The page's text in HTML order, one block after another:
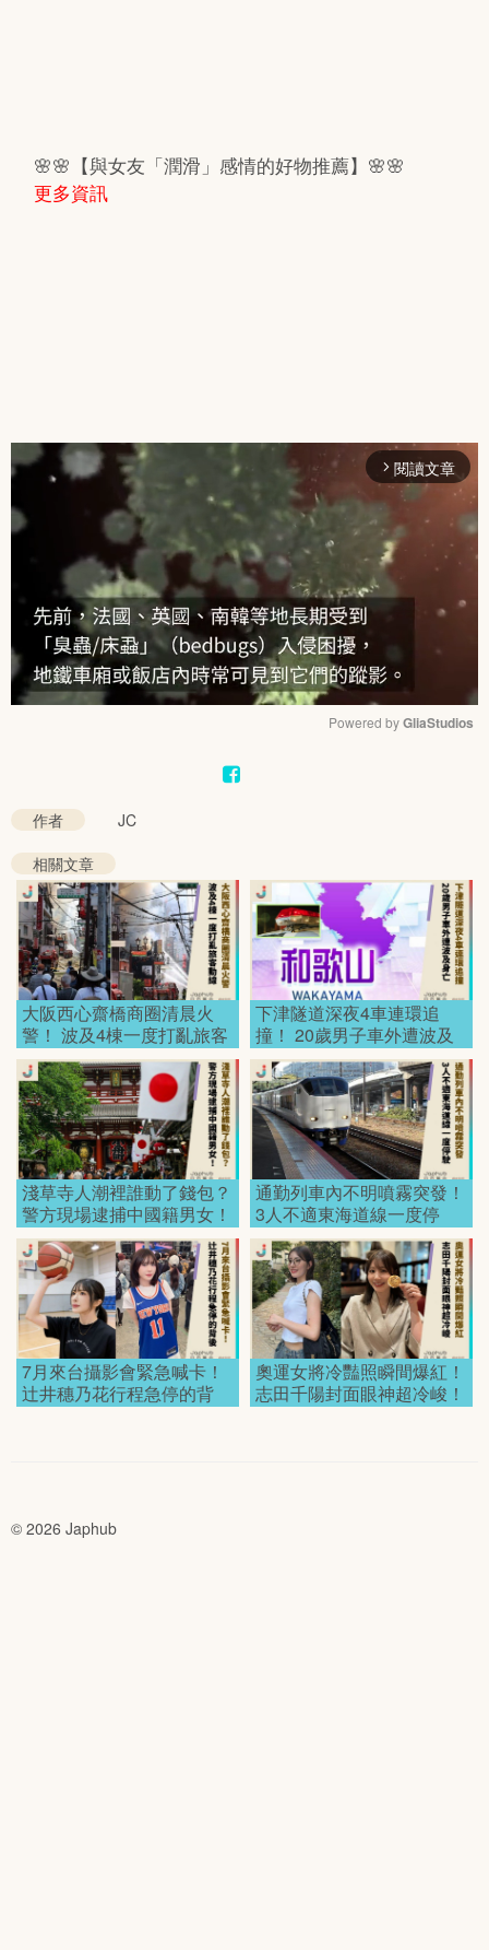
🌸🌸【與女友「潤滑」感情的好物推薦】🌸🌸
更多資訊
arrow_forward_ios 閱讀文章
Powered by GliaStudios
作者
JC
相關文章
大阪西心齋橋商圈清晨火
警！ 波及4棟一度打亂旅客
動線！
下津隧道深夜4車連環追
撞！ 20歲男子車外遭波及
身亡！
淺草寺人潮裡誰動了錢包？
警方現場逮捕中國籍男女！
通勤列車內不明噴霧突發！
3人不適東海道線一度停
駛！
7月來台攝影會緊急喊卡！
辻井穗乃花行程急停的背
後！
奧運女將冷豔照瞬間爆紅！
志田千陽封面眼神超冷峻！
© 2026 Japhub